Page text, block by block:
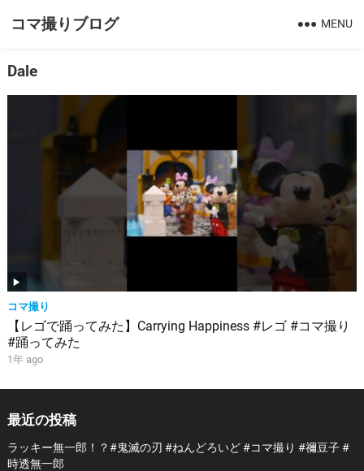
コマ撮りブログ MENU
Dale
コマ撮り
【レゴで踊ってみた】Carrying Happiness #レゴ #コマ撮り
#踊ってみた
1年 ago
最近の投稿
ラッキー無一郎！？#鬼滅の刃 #ねんどろいど #コマ撮り #禰豆子 #
時透無一郎